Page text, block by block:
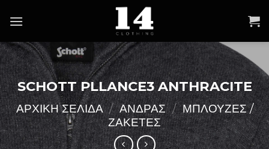
SCHOTT PLLANCE3 ANTHRACITE
ΑΡΧΙΚΉ ΣΕΛΊΔΑ / ΑΝΔΡΑΣ / ΜΠΛΟΥΖΕΣ /
ΖΑΚΕΤΕΣ